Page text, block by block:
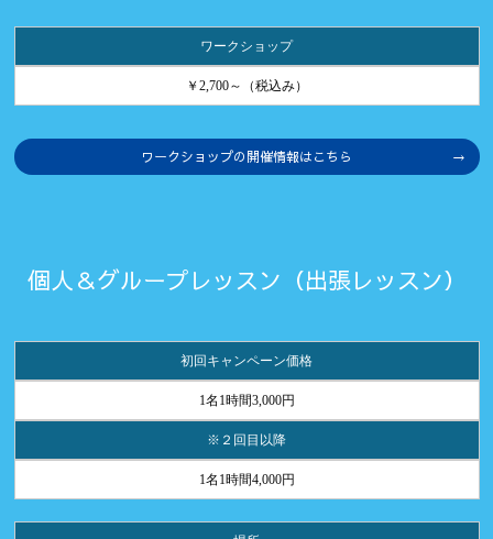
ワークショップ
￥2,700～（税込み）
ワークショップの開催情報はこちら
個人＆グループレッスン（出張レッスン）
初回キャンペーン価格
1名1時間3,000円
※２回目以降
1名1時間4,000円